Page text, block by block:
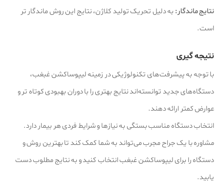
نتایج ماندگار: به دلیل تحریک تولید کلاژن، نتایج این روش ماندگار تر
است.
نتیجه‌ گیری
با توجه به پیشرفت‌های تکنولوژیکی در زمینه لیپوساکشن غبغب،
دستگاه‌های جدید توانسته‌اند نتایج بهتری را با دوران بهبودی کوتاه‌ تر و
عوارض کمتر ارائه دهند.
انتخاب دستگاه مناسب بستگی به نیازها و شرایط فردی هر بیمار دارد.
مشاوره با یک جراح مجرب می‌تواند به شما کمک کند تا بهترین روش و
دستگاه را برای لیپوساکشن غبغب انتخاب کنید و به نتایج مطلوب دست
یابید.